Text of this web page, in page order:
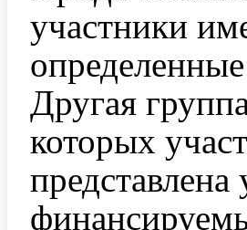
участники
Другая
которых